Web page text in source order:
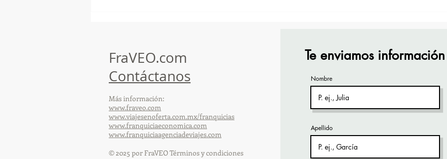
FraVEO.com
Contáctanos
Más información:
www.fraveo.com
www.viajesenoferta.com.mx/franquicias
www.franquiciaeconomica.com
www.franquiciaagenciadeviajes.com
© 2025 por FraVEO Términos y condiciones
Te enviamos información
Nombre
Apellido